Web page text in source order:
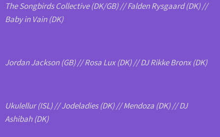
The Songbirds Collective (DK/GB) // Falden Rysgaard (DK) //
Baby in Vain (DK)
Jordan Jackson (GB) // Rosa Lux (DK) // DJ Rikke Bronx (DK)
Ukulellur (ISL) // Jodeladies (DK) // Mendoza (DK) // DJ
Ashibah (DK)